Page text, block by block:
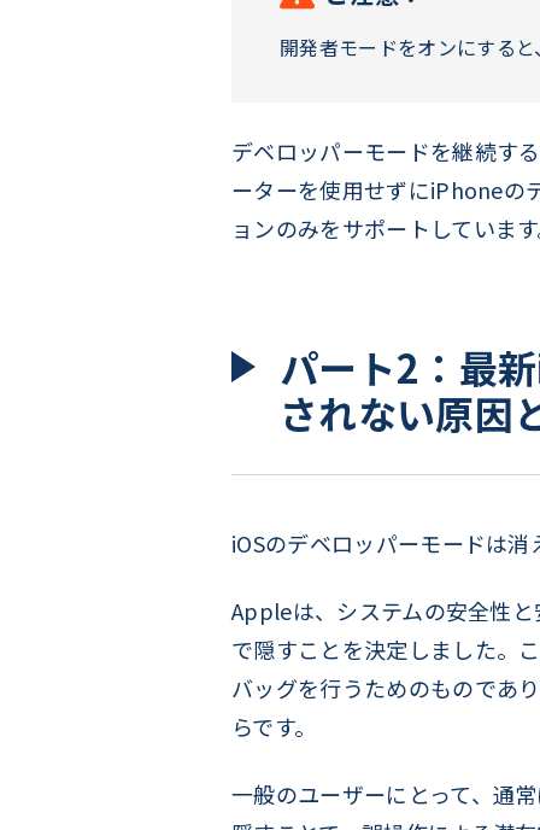
開発者モードをオンにする
デベロッパーモードを継続す
ーターを使用せずにiPhoneの
ョンのみをサポートしていま
パート2：最
されない原因
iOSのデベロッパーモードは
Appleは、システムの安全性
で隠すことを決定しました。
バッグを行うためのものであ
らです。
一般のユーザーにとって、通